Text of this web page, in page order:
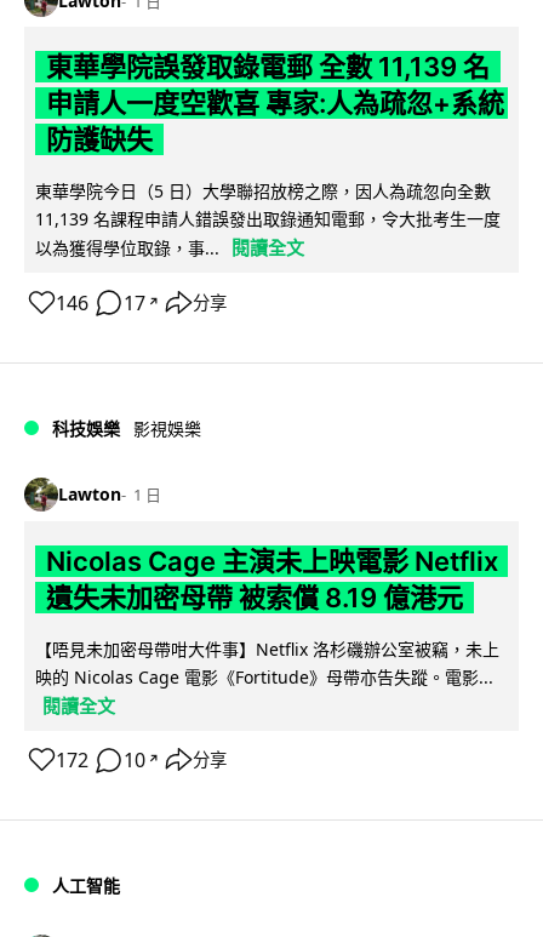
東華學院誤發取錄電郵 全數 11,139 名
申請人一度空歡喜 專家:人為疏忽+系統
防護缺失
東華學院今日（5 日）大學聯招放榜之際，因人為疏忽向全數
11,139 名課程申請人錯誤發出取錄通知電郵，令大批考生一度
以為獲得學位取錄，事...
閱讀全文
146 17 ↗ 分享
科技娛樂 影視娛樂
Lawton 1 日
Nicolas Cage 主演未上映電影 Netflix
遺失未加密母帶 被索償 8.19 億港元
【唔見未加密母帶咁大件事】Netflix 洛杉磯辦公室被竊，未上
映的 Nicolas Cage 電影《Fortitude》母帶亦告失蹤。電影...
閱讀全文
172 10 ↗ 分享
人工智能